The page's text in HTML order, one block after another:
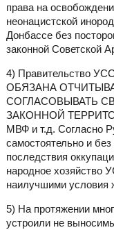
права на
неонацистской
Донбассе без
законной
4) Правительство
ОБЯЗАНА
СОГЛАСОВЫВАТЬ
ЗАКОННОЙ
МВФ и т.д. Согласно
самостоятельно и
последствия
народное хозяйство
наилучшими условия
5) На протяжении
устроили не